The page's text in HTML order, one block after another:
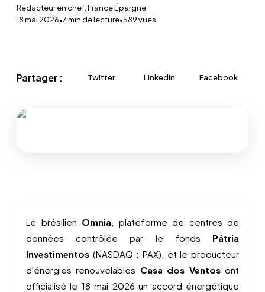
Rédacteur en chef, France Épargne
18 mai 2026•7min de lecture•589vues
Partager : Twitter LinkedIn Facebook
Le brésilien Omnia, plateforme de centres de
données contrôlée par le fonds Pátria
Investimentos (NASDAQ : PAX), et le producteur
d'énergies renouvelables Casa dos Ventosont
officialisé le 18 mai 2026 un accord énergétique